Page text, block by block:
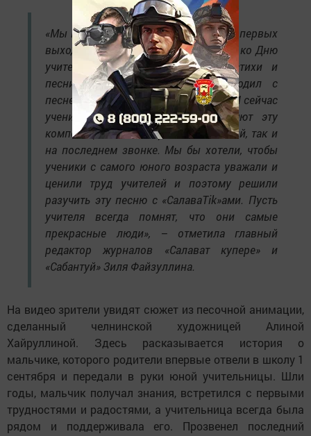
«Мы все с большим волнением ждем первых
выходных октября. В школьные годы ко Дню
учителя мы заучивали наизусть стихи и
песни. И каждый праздник проходил с
песней «Сез иң гүзәл кеше икәнсез». И сейчас
ученики с удовольствием исполняют эту
композицию, как на празднике знаний, так и
на последнем звонке. Мы бы хотели, чтобы
ученики с самого юного возраста уважали и
ценили труд учителей и поэтому решили
разучить эту песню с «СалаваTik»ами. Пусть
учителя всегда помнят, что они самые
прекрасные люди», – отметила главный
редактор журналов «Салават купере» и
«Сабантуй» Зиля Файзуллина.
На видео зрители увидят сюжет из песочной анимации,
сделанный челнинской художницей Алиной
Хайруллиной. Здесь расказывается история о
мальчике, которого родители впервые отвели в школу 1
сентября и передали в руки юной учительницы. Шли
годы, мальчик получал знания, встретился с первыми
трудностями и радостями, а учительница всегда была
рядом и поддерживала его. Прозвенел последний